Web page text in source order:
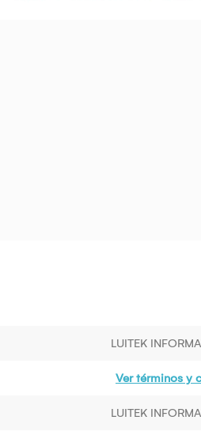
LUITEK
Ver términos y
LUITEK